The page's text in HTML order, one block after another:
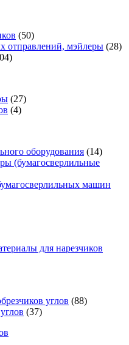
(50)
отправлений, мэйлеры (28)
(27)
(4)
оборудования (14)
(бумагосверлильные
машин
для нарезчиков
углов (88)
(37)